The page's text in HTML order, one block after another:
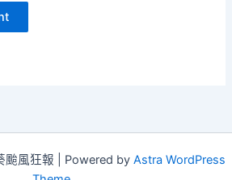
風狂報 | Powered by Astra WordPress